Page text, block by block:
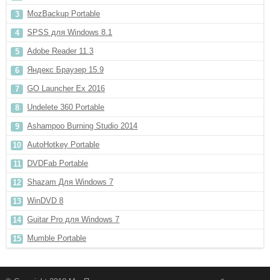
MozBackup Portable
SPSS для Windows 8.1
Adobe Reader 11.3
Яндекс Браузер 15.9
GO Launcher Ex 2016
Undelete 360 Portable
Ashampoo Burning Studio 2014
AutoHotkey Portable
DVDFab Portable
Shazam Для Windows 7
WinDVD 8
Guitar Pro для Windows 7
Mumble Portable